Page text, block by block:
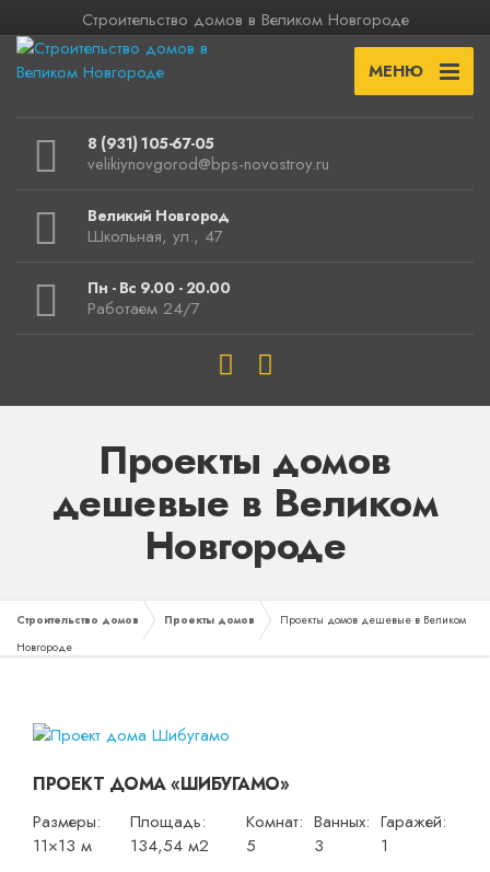
Строительство домов в Великом Новгороде
МЕНЮ
8 (931) 105-67-05
velikiynovgorod@bps-novostroy.ru
Великий Новгород
Школьная, ул., 47
Пн - Вс 9.00 - 20.00
Работаем 24/7
Проекты домов
дешевые в Великом
Новгороде
Строительство домов Проекты домов
Проекты домов дешевые в Великом
Новгороде
ПРОЕКТ ДОМА «ШИБУГАМО»
Размеры:
11×13 м
Площадь:
134,54 м2
Комнат:
5
Ванных:
3
Гаражей:
1